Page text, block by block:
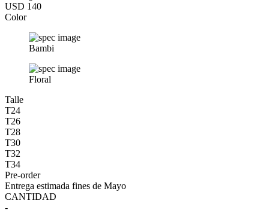
USD 140
Color
Bambi
Floral
Talle
T24
T26
T28
T30
T32
T34
Pre-order
Entrega estimada fines de Mayo
CANTIDAD
-